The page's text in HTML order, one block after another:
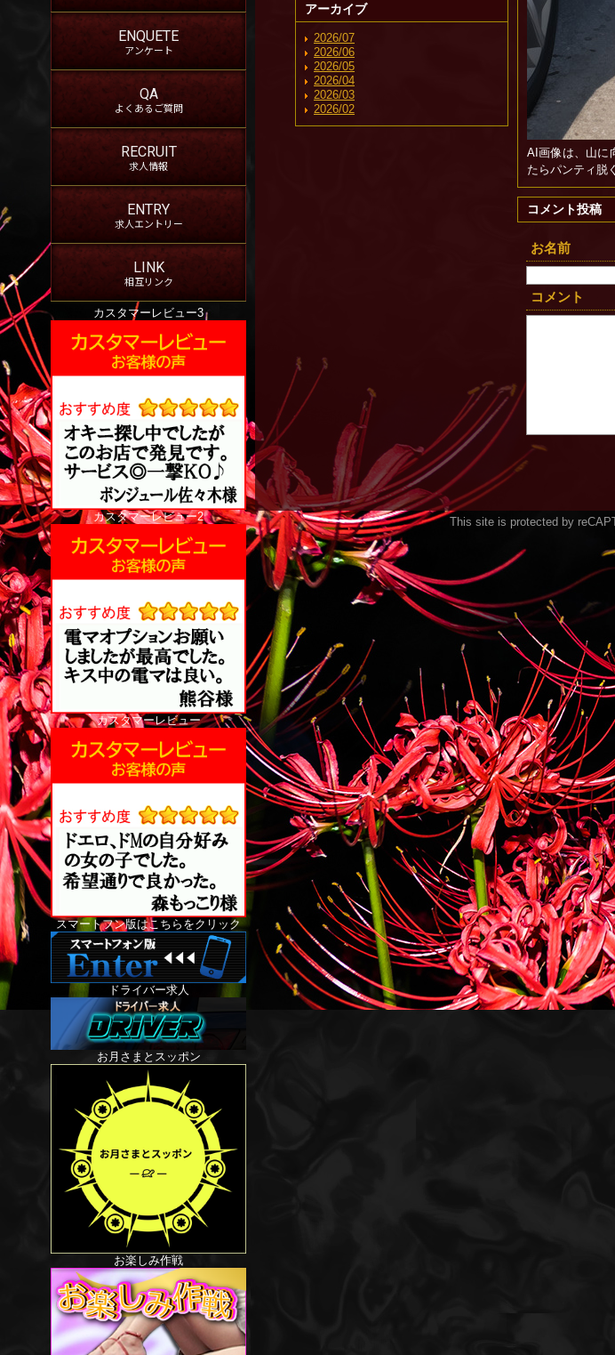
ENQUETE
アンケート
QA
よくあるご質問
RECRUIT
求人情報
ENTRY
求人エントリー
LINK
相互リンク
カスタマーレビュー3
カスタマーレビュー2
カスタマーレビュー
スマートフン版はこちらをクリック
ドライバー求人
お月さまとスッポン
お楽しみ作戦
アーカイブ
2026/07
2026/06
2026/05
2026/04
2026/03
2026/02
AI画像は、山に
たらパンティ脱
コメント投稿
お名前
コメント
This site is protected by